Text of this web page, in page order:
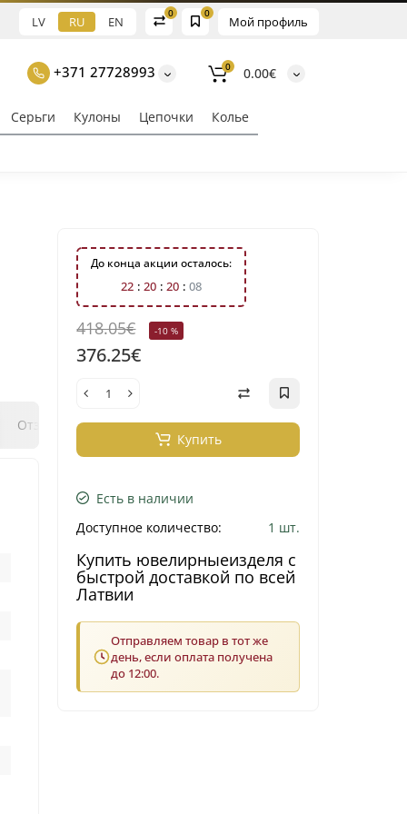
Мой профиль
0
0
LV RU EN
+371 27728993 0 0.00€
Серьги Кулоны Цепочки Колье
Отзывы Вопрос - ответ Klix Payment
До конца акции осталось:
22 20 20 08
418.05€ -10 %
376.25€
Купить
Есть в наличии
Доступное количество:
1 шт.
Купить ювелирныеизделя с
быстрой доставкой по всей
Латвии
Отправляем товар в тот же
день, если оплата получена
до 12:00.